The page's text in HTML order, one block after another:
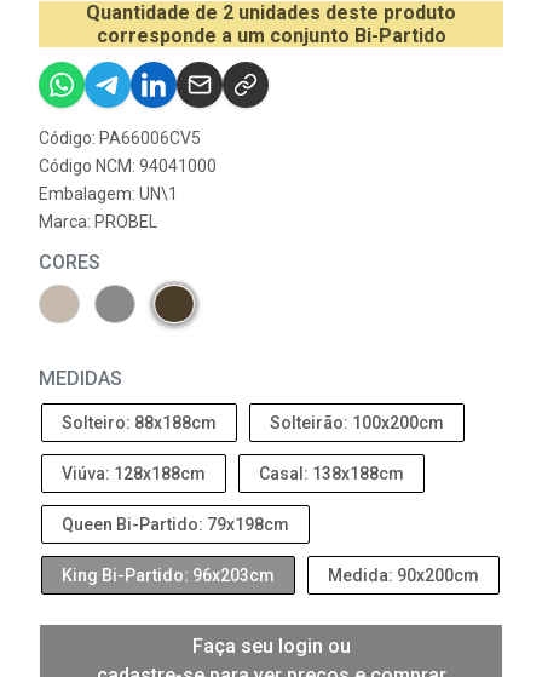
Quantidade de 2 unidades deste produto
corresponde a um conjunto Bi-Partido
Código: PA66006CV5
Código NCM: 94041000
Embalagem: UN\1
Marca: PROBEL
CORES
MEDIDAS
Solteiro: 88x188cm Solteirão: 100x200cm
Viúva: 128x188cm Casal: 138x188cm
Queen Bi-Partido: 79x198cm
King Bi-Partido: 96x203cm Medida: 90x200cm
Faça seu login ou